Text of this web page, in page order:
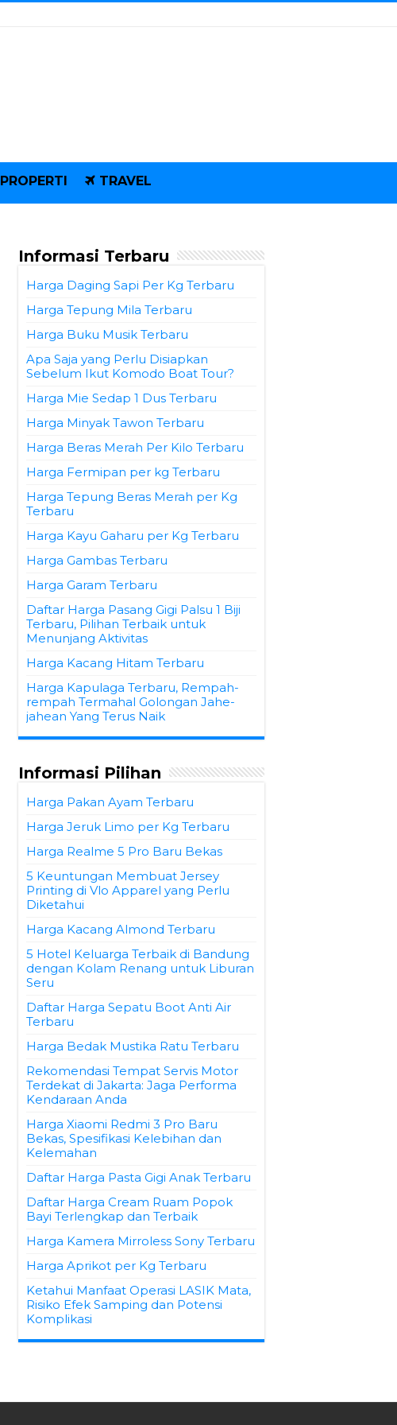
PROPERTI TRAVEL
Informasi Terbaru
Harga Daging Sapi Per Kg Terbaru
Harga Tepung Mila Terbaru
Harga Buku Musik Terbaru
Apa Saja yang Perlu Disiapkan
Sebelum Ikut Komodo Boat Tour?
Harga Mie Sedap 1 Dus Terbaru
Harga Minyak Tawon Terbaru
Harga Beras Merah Per Kilo Terbaru
Harga Fermipan per kg Terbaru
Harga Tepung Beras Merah per Kg
Terbaru
Harga Kayu Gaharu per Kg Terbaru
Harga Gambas Terbaru
Harga Garam Terbaru
Daftar Harga Pasang Gigi Palsu 1 Biji
Terbaru, Pilihan Terbaik untuk
Menunjang Aktivitas
Harga Kacang Hitam Terbaru
Harga Kapulaga Terbaru, Rempah-
rempah Termahal Golongan Jahe-
jahean Yang Terus Naik
Informasi Pilihan
Harga Pakan Ayam Terbaru
Harga Jeruk Limo per Kg Terbaru
Harga Realme 5 Pro Baru Bekas
5 Keuntungan Membuat Jersey
Printing di Vlo Apparel yang Perlu
Diketahui
Harga Kacang Almond Terbaru
5 Hotel Keluarga Terbaik di Bandung
dengan Kolam Renang untuk Liburan
Seru
Daftar Harga Sepatu Boot Anti Air
Terbaru
Harga Bedak Mustika Ratu Terbaru
Rekomendasi Tempat Servis Motor
Terdekat di Jakarta: Jaga Performa
Kendaraan Anda
Harga Xiaomi Redmi 3 Pro Baru
Bekas, Spesifikasi Kelebihan dan
Kelemahan
Daftar Harga Pasta Gigi Anak Terbaru
Daftar Harga Cream Ruam Popok
Bayi Terlengkap dan Terbaik
Harga Kamera Mirroless Sony Terbaru
Harga Aprikot per Kg Terbaru
Ketahui Manfaat Operasi LASIK Mata,
Risiko Efek Samping dan Potensi
Komplikasi